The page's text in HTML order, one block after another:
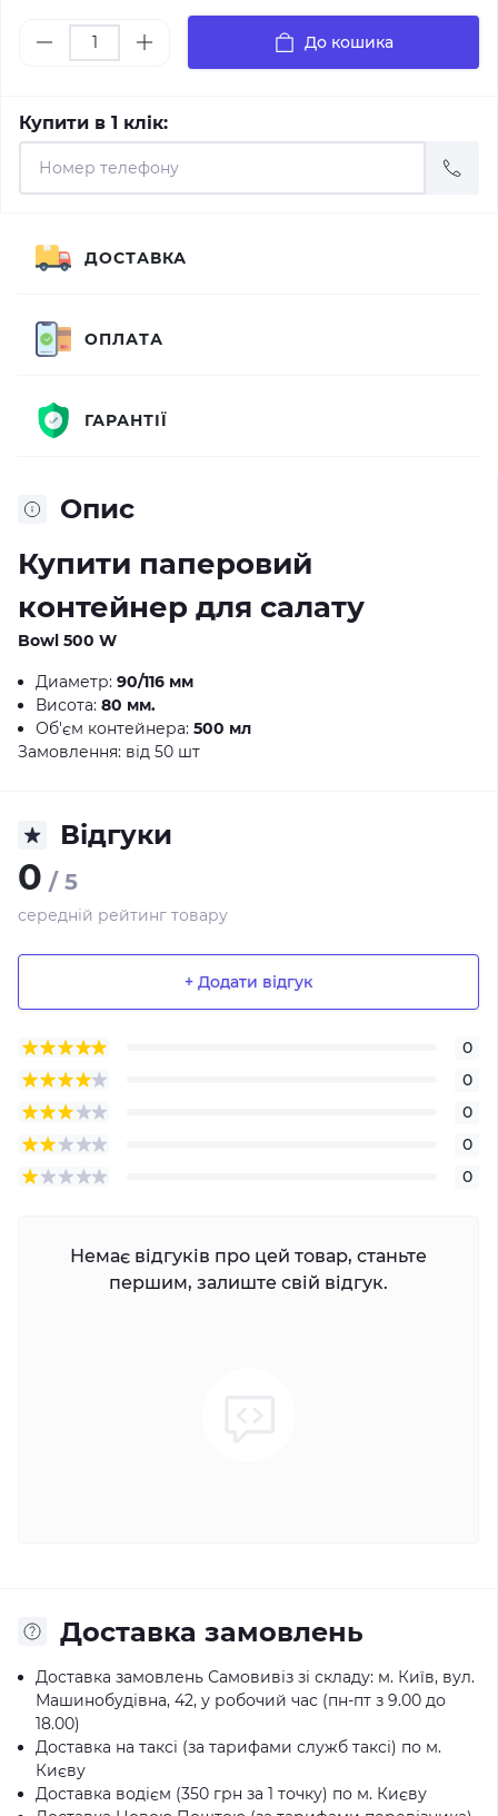
До кошика
Купити в 1 клік:
Опис
Купити паперовий
контейнер для салату
Bowl 500 W
Диаметр: 90/116 мм
Висота: 80 мм.
Об'єм контейнера: 500 мл
Замовлення: від 50 шт
Відгуки
0 / 5
середній рейтинг товару
+ Додати відгук
0
0
0
0
0
Немає відгуків про цей товар, станьте
першим, залиште свій відгук.
Доставка замовлень
Доставка замовлень Самовивіз зі складу: м. Київ, вул.
Машинобудівна, 42, у робочий час (пн-пт з 9.00 до
18.00)
Доставка на таксі (за тарифами служб таксі) по м.
Києву
Доставка водієм (350 грн за 1 точку) по м. Києву
ДОСТАВКА
ОПЛАТА
ГАРАНТІЇ